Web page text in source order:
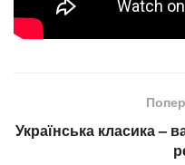
Українська класика –